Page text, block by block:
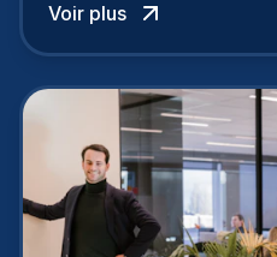
à perdre les meilleurs
Voir plus